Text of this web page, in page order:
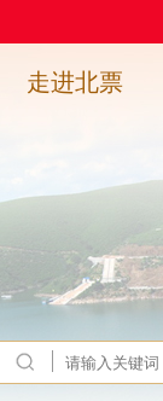
走进北票